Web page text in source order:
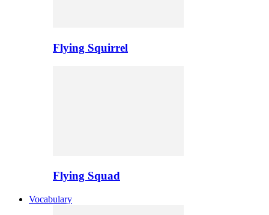
Flying Squirrel
Flying Squad
Vocabulary